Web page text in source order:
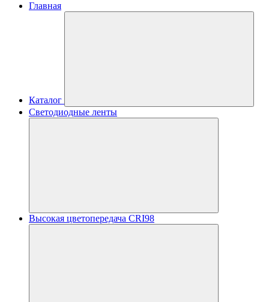
Главная
Каталог
Светодиодные ленты
Высокая цветопередача CRI98